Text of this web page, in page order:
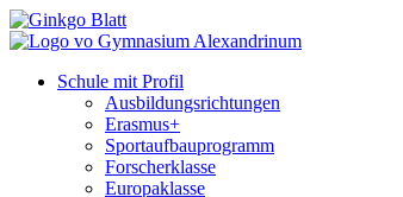
Schule mit Profil
Ausbildungsrichtungen
Erasmus+
Sportaufbauprogramm
Forscherklasse
Europaklasse